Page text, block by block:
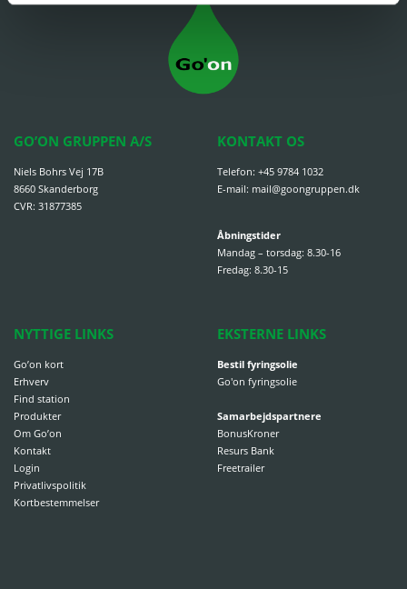
GO’ON GRUPPEN A/S
Niels Bohrs Vej 17B
8660 Skanderborg
CVR: 31877385
KONTAKT OS
Telefon: +45 9784 1032
E-mail: mail@goongruppen.dk
Åbningstider
Mandag – torsdag: 8.30-16
Fredag: 8.30-15
NYTTIGE LINKS
Go’on kort
Erhverv
Find station
Produkter
Om Go’on
Kontakt
Login
Privatlivspolitik
Kortbestemmelser
EKSTERNE LINKS
Bestil fyringsolie
Go'on fyringsolie
Samarbejdspartnere
BonusKroner
Resurs Bank
Freetrailer